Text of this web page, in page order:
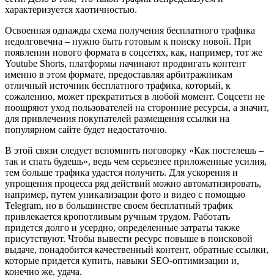
характеризуется хаотичностью.
Освоенная однажды схема получения бесплатного трафика
недолговечна – нужно быть готовым к поиску новой. При
появлении нового формата в соцсетях, как, например, тот же
Youtube Shorts, платформы начинают продвигать контент
именно в этом формате, предоставляя арбитражникам
отличный источник бесплатного трафика, который, к
сожалению, может прекратиться в любой момент. Соцсети не
поощряют уход пользователей на сторонние ресурсы, а значит,
для привлечения покупателей размещения ссылки на
популярном сайте будет недостаточно.
В этой связи следует вспомнить поговорку «Как постелешь –
так и спать будешь», ведь чем серьезнее приложенные усилия,
тем больше трафика удастся получить. Для ускорения и
упрощения процесса ряд действий можно автоматизировать,
например, путем уникализации фото и видео с помощью
Telegram, но в большинстве своем бесплатный трафик
привлекается кропотливым ручным трудом. Работать
придется долго и усердно, определенные затраты также
присутствуют. Чтобы вывести ресурс повыше в поисковой
выдаче, понадобится качественный контент, обратные ссылки,
которые придется купить, навыки SEO-оптимизации и,
конечно же, удача.